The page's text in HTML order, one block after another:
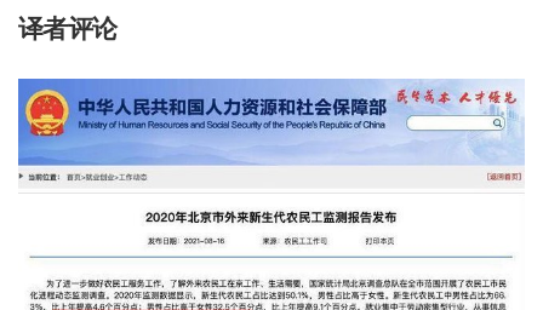
译者评论